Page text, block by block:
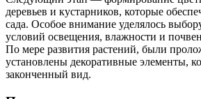
деревьев и кустарников, которые
сада. Особое внимание уделялось
условий освещения, влажности и
По мере развития растений, были
установлены декоративные элементы,
законченный вид.